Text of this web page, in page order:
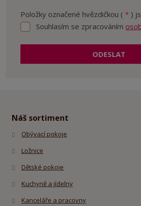
Položky označené hvězdičkou ( * )
Souhlasím
zpracováním
Souhlasím se zpracováním
ODESLAT
odeslat.
Náš sortiment
Obývací pokoje
Ložnice
Dětské pokoje
Kuchyně a jídelny
Kanceláře a pracovny